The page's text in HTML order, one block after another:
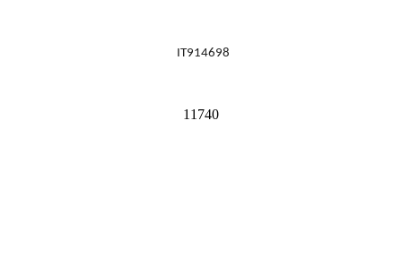
IT914698
11740